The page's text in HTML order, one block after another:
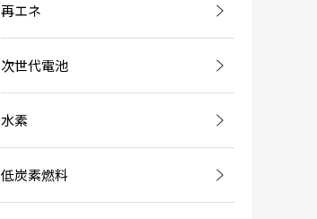
再エネ
次世代電池
水素
低炭素燃料